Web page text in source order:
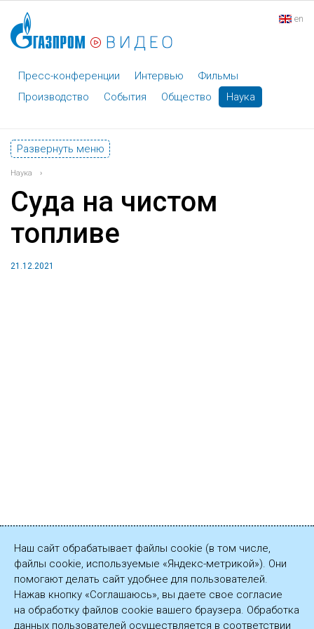
en
Пресс-конференции Интервью
Фильмы
Производство
События Общество Наука
Развернуть меню
Наука ›
Суда на чистом
топливе
21.12.2021
Наш сайт обрабатывает файлы cookie (в том числе,
файлы cookie, используемые «Яндекс-метрикой»). Они
помогают делать сайт удобнее для пользователей.
Нажав кнопку «Соглашаюсь», вы даете свое согласие
на обработку файлов cookie вашего браузера. Обработка
данных пользователей осуществляется в соответствии